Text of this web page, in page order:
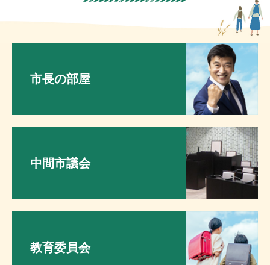
市長の部屋
中間市議会
教育委員会